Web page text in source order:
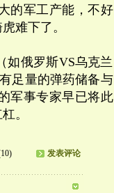
的军工产能，不好
难下了。
如俄罗斯VS乌克兰
足量的弹药储备与
军事专家早已将此
。
发表评论